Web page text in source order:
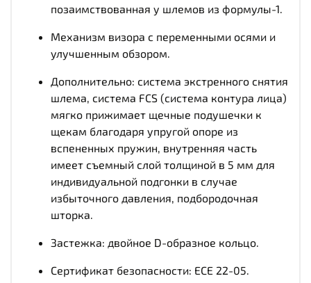
позаимствованная у шлемов из формулы-1.
Механизм визора с переменными осями и
улучшенным обзором.
Дополнительно: система экстренного снятия
шлема, система FCS (система контура лица)
мягко прижимает щечные подушечки к
щекам благодаря упругой опоре из
вспененных пружин, внутренняя часть
имеет съемный слой толщиной в 5 мм для
индивидуальной подгонки в случае
избыточного давления, подбородочная
шторка.
Застежка: двойное D-образное кольцо.
Сертификат безопасности: ECE 22-05.